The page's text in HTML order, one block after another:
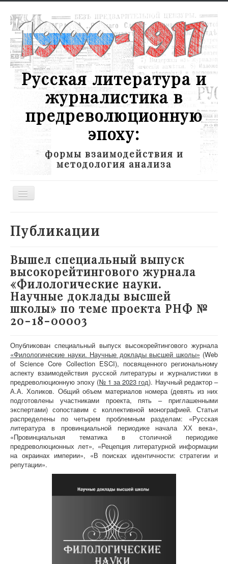
Русская литература и
журналистика в
предреволюционную
эпоху:
формы взаимодействия и
методология анализа
Toggle
О проекте
Приглашенные эксперты
Научная работа
Как работать с сайтом
Контакты
Публикации
Вышел специальный выпуск
высокорейтингового журнала
«Филологические науки.
Научные доклады высшей
школы» по теме проекта РНФ №
20-18-00003
Опубликован специальный выпуск высокорейтингового журнала
«Филологические науки. Научные доклады высшей школы» (Web
of Science Core Collection ESCI), посвященного региональному
аспекту взаимодействия русской литературы и журналистики в
предреволюционную эпоху (№ 1 за 2023 год). Научный редактор –
А.А. Холиков. Общий объем материалов номера (девять из них
подготовлены участниками проекта, пять – приглашенными
экспертами) сопоставим с коллективной монографией. Статьи
распределены по четырем проблемным разделам: «Русская
литература в провинциальной периодике начала ХХ века»,
«Провинциальная тематика в столичной периодике
предреволюционных лет», «Рецепция литературной информации
на окраинах империи», «В поисках идентичности: стратегии и
репутации».